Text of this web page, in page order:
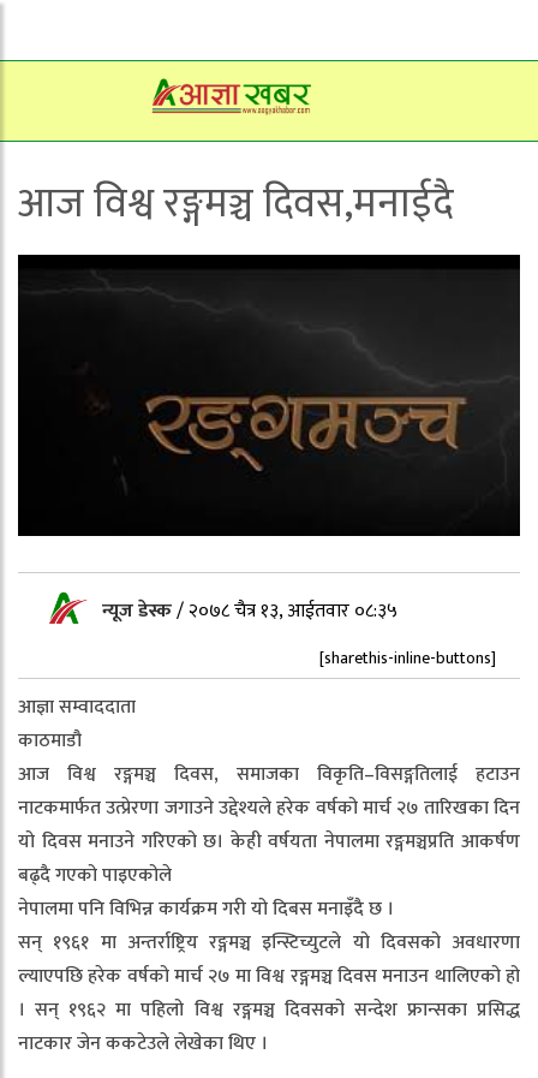
आज विश्व रङ्गमञ्च दिवस,मनाईदै
न्यूज डेस्क/२०७८ चैत्र १३, आईतवार ०८:३५
[sharethis-inline-buttons]
आज्ञा सम्वाददाता
काठमाडौ
आज विश्व रङ्गमञ्च दिवस, समाजका विकृति–विसङ्गतिलाई हटाउन
नाटकमार्फत उत्प्रेरणा जगाउने उद्देश्यले हरेक वर्षको मार्च २७ तारिखका दिन
यो दिवस मनाउने गरिएको छ। केही वर्षयता नेपालमा रङ्गमञ्चप्रति आकर्षण
बढ्दै गएको पाइएकोले
नेपालमा पनि विभिन्न कार्यक्रम गरी यो दिबस मनाइँदै छ ।
सन् १९६१ मा अन्तर्राष्ट्रिय रङ्गमञ्च इन्स्टिच्युटले यो दिवसको अवधारणा
ल्याएपछि हरेक वर्षको मार्च २७ मा विश्व रङ्गमञ्च दिवस मनाउन थालिएको हो
। सन् १९६२ मा पहिलो विश्व रङ्गमञ्च दिवसको सन्देश फ्रान्सका प्रसिद्ध
नाटकार जेन ककटेउले लेखेका थिए ।